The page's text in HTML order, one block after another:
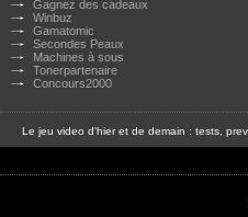
Gagnez des cadeaux
Winbuz
Gamatomic
Secondes Peaux
Machines à sous
Tonerpartenaire
Concours2000
Le jeu video d'hier et de demain : tests,